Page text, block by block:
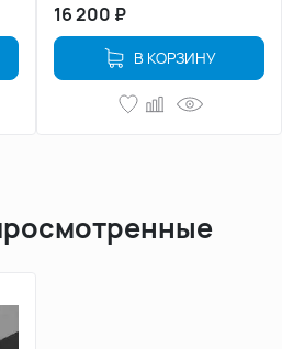
16 200 ₽
В КОРЗИНУ